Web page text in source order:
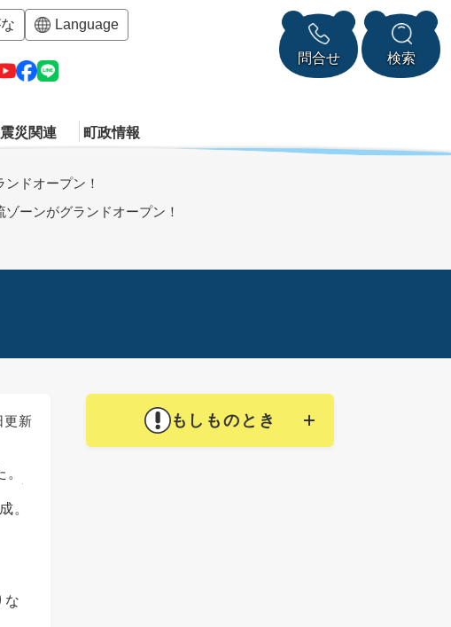
Language
問合せ 検索
震災関連 町政情報
ドオープン！
ゾーンがグランドオープン！
更新
。
な
もしものとき